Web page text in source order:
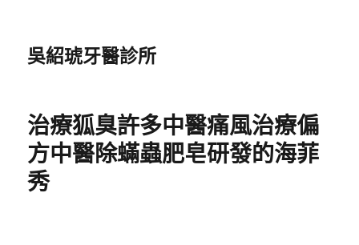
吳紹琥牙醫診所
治療狐臭許多中醫痛風治療偏
方中醫除蟎蟲肥皂研發的海菲
秀